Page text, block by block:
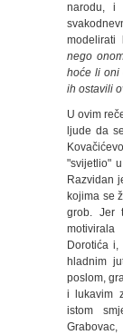
narodu, i
modelirati
nego
hoće li oni
ih ostavili
U ovim
ljude da
"svijetlio"
Razvidan
kojima se
grob. Jer
Dorotića
hladnim
poslom,
i lukavim
istom